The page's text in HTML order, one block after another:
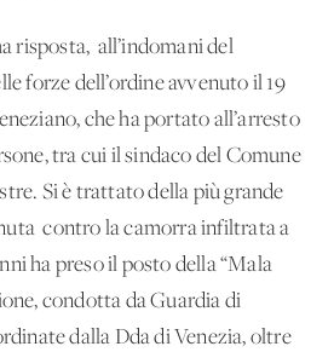
risposta, all’indomani del
forze dell’ordine avvenuto il 19
che ha portato all’arresto
tra cui il sindaco del Comune
Si è trattato della più grande
contro la camorra infiltrata a
ha preso il posto della “Mala
condotta da Guardia di
dalla Dda di Venezia, oltre